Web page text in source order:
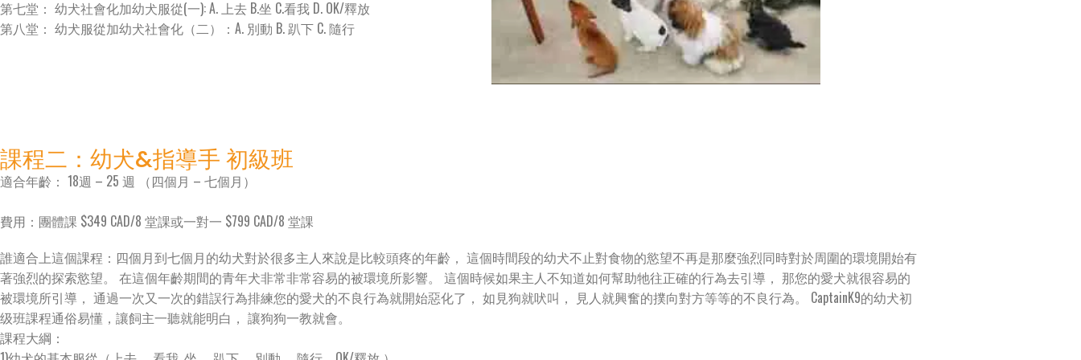
第七堂： 幼犬社會化加幼犬服從(一): A. 上去 B.坐 C.看我 D. OK/釋放
第八堂： 幼犬服從加幼犬社會化（二）：A. 別動 B. 趴下 C. 隨行
課程二：幼犬&指導手 初級班​
適合年齡： 18週 – 25 週 （四個月 – 七個月）
費用：團體課 $349 CAD/8 堂課或一對一 $799 CAD/8 堂課
誰適合上這個課程：四個月到七個月的幼犬對於很多主人來說是比較頭疼的年齡， 這個時間段的幼犬不止對食物的慾望不再是那麼強烈同時對於周圍的環境開始有
著強烈的探索慾望。 在這個年齡期間的青年犬非常非常容易的被環境所影響。 這個時候如果主人不知道如何幫助牠往正確的行為去引導， 那您的愛犬就很容易的
被環境所引導， 通過一次又一次的錯誤行為排練您的愛犬的不良行為就開始惡化了， 如見狗就吠叫， 見人就興奮的撲向對方等等的不良行為。 CaptainK9的幼犬初
级班課程通俗易懂，讓飼主一聽就能明白， 讓狗狗一教就會。
課程大綱：